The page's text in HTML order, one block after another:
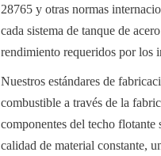
28765 y otras normas
cada sistema de tanque de
rendimiento requeridos por los
Nuestros estándares de
combustible a través de la
componentes del techo
calidad de material constante,